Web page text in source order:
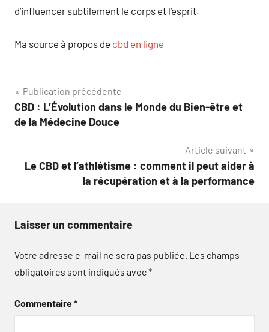
d’influencer subtilement le corps et l’esprit.
Ma source à propos de cbd en ligne
Navigation
de
Publication précédente
CBD : L’Évolution dans le Monde du Bien-être et
de la Médecine Douce
Article suivant
Le CBD et l’athlétisme : comment il peut aider à
la récupération et à la performance
Laisser un commentaire
Votre adresse e-mail ne sera pas publiée. Les champs
obligatoires sont indiqués avec*
Commentaire*